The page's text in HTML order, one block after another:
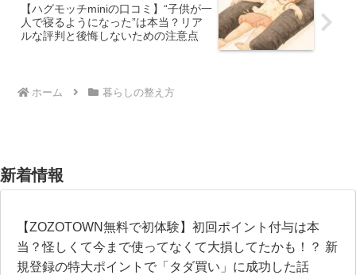
【ハグモッチminiの口コミ】“子供が一
人で寝るようになった”は本当？リア
ルな評判と後悔しないための注意点
ホーム 暮らしの整え方
新着情報
【ZOZOTOWN無料で初体験】初回ポイント付与は本
当？怪しくて今まで使ってなくて大損してたかも！？ 新
規登録の特大ポイントで「タダ買い」に成功した話